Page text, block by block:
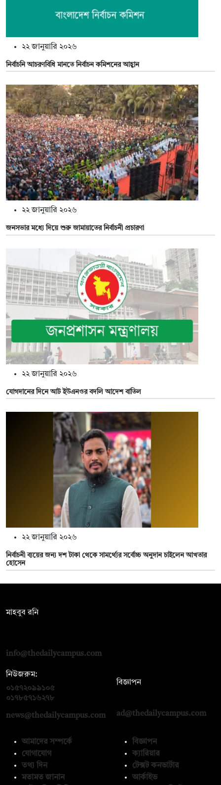
২২ জানুয়ারি ২০২৬
নির্বাচনি আচরণবিধি মানতে নির্বাচন কমিশনের আহ্বান
২২ জানুয়ারি ২০২৬
জনসভার মধ্যে দিয়ে শুরু জামায়াতের নির্বাচনী প্রচারণা
২২ জানুয়ারি ২০২৬
যোগদানের দিনে আট ইউএনওর বদলি আদেশ বাতিল
২২ জানুয়ারি ২০২৬
নির্বাচনী ব্যয়ের জন্য দশ টাকা থেকে সামর্থ্যের সর্বোচ্চ অনুদান চাইলেন আখতার
হোসেন
মাহবুব রনি
info@thedailycampus.com
নিউজরুম:
০১৫৭২০৯৯১০৫
০১৭৮৫৭১৬২৭৮
news@thedailycampus.com
বিজ্ঞাপন
ad@thedailycampus.com
আমাদের সম্পর্কে
যোগাযোগ
তথ্য দিন
মতামত জানান
বিজ্ঞাপন
ক্যারিয়ার
টেক্সট কনভার্টার
আর্কাইভ